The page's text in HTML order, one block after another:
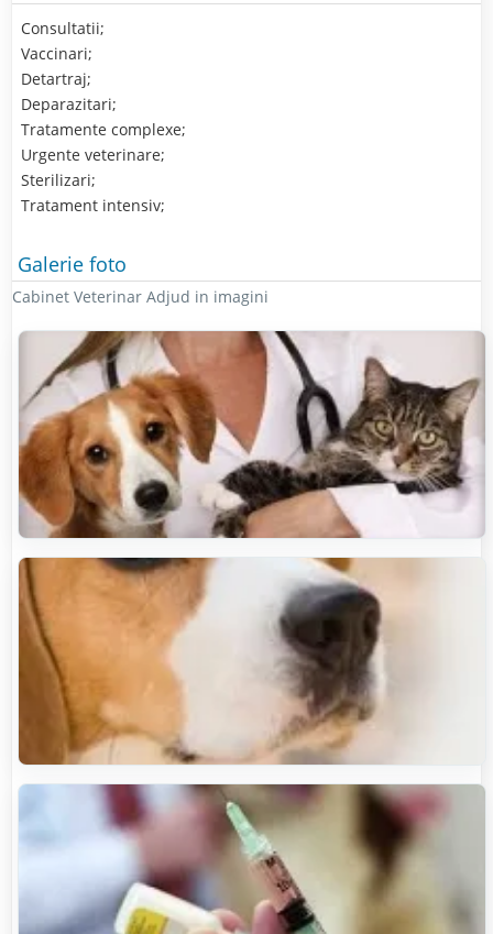
Consultatii;
Vaccinari;
Detartraj;
Deparazitari;
Tratamente complexe;
Urgente veterinare;
Sterilizari;
Tratament intensiv;
Galerie foto
Cabinet Veterinar Adjud in imagini